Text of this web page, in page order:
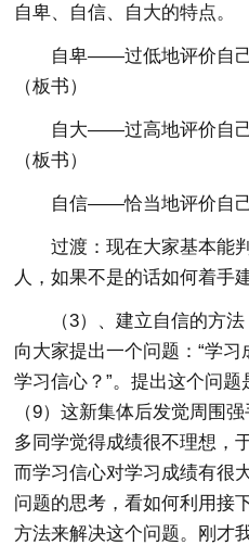
自卑、自信、自大的特点。
自卑——过低地评价自
（板书）
自大——过高地评价自
（板书）
自信——恰当地评价自己
过渡：现在大家基本能
人，如果不是的话如何着手
（3）、建立自信的方
向大家提出一个问题：“学
学习信心？”。提出这个问
（9）这新集体后发觉周围
多同学觉得成绩很不理想，
而学习信心对学习成绩有很
问题的思考，看如何利用接
方法来解决这个问题。刚才